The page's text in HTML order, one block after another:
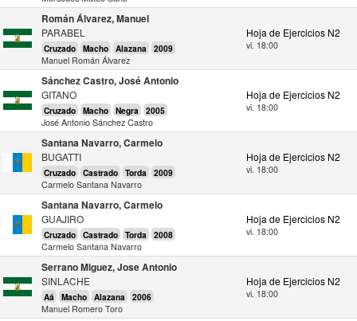
Román Álvarez, Manuel
PARABEL
Cruzado Macho Alazana 2009
Manuel Román Álvarez
Hoja de Ejercicios N2
vi. 18:00
Sánchez Castro, José Antonio
GITANO
Cruzado Macho Negra 2005
José Antonio Sánchez Castro
Hoja de Ejercicios N2
vi. 18:00
Santana Navarro, Carmelo
BUGATTI
Cruzado Castrado Torda 2009
Carmelo Santana Navarro
Hoja de Ejercicios N2
vi. 18:00
Santana Navarro, Carmelo
GUAJIRO
Cruzado Castrado Torda 2008
Carmelo Santana Navarro
Hoja de Ejercicios N2
vi. 18:00
Serrano Miguez, Jose Antonio
SINLACHE
Aá Macho Alazana 2006
Manuel Romero Toro
Hoja de Ejercicios N2
vi. 18:00